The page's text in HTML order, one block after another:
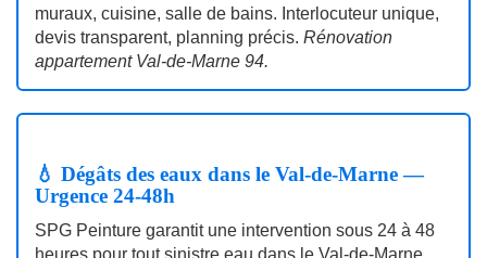
muraux, cuisine, salle de bains. Interlocuteur unique,
devis transparent, planning précis. Rénovation
appartement Val‑de‑Marne 94.
💧 Dégâts des eaux dans le Val-de-Marne —
Urgence 24‑48h
SPG Peinture garantit une intervention sous 24 à 48
heures pour tout sinistre eau dans le Val‑de‑Marne.